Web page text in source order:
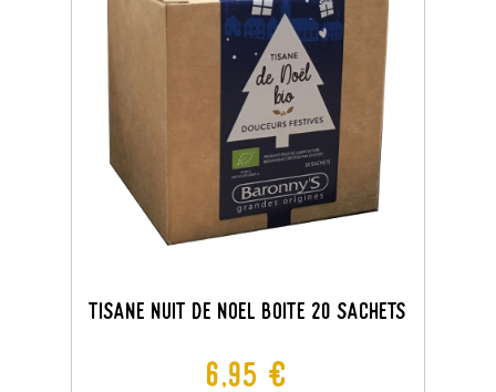
TISANE NUIT DE NOEL BOITE 20 SACHETS
Prix
6,95 €